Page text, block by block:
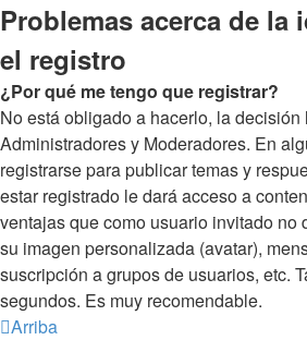
Problemas acerca de la
el registro
¿Por qué me tengo que registrar?
No está obligado a hacerlo, la decisión
Administradores y Moderadores. En
registrarse para publicar temas y
estar registrado le dará acceso a
ventajas que como usuario invitado no
su imagen personalizada (avatar),
suscripción a grupos de usuarios, etc.
segundos. Es muy recomendable.
Arriba